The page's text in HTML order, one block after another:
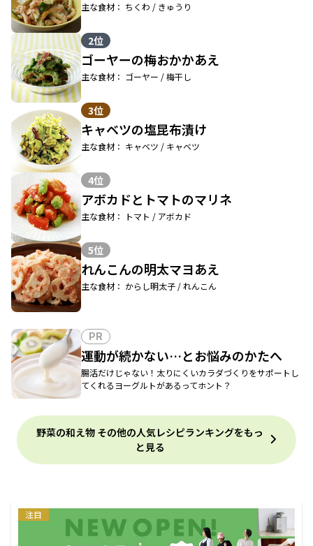
主な食材： ちくわ / きゅうり
2位
ゴーヤーの梅おかかあえ
主な食材： ゴーヤー / 梅干し
3位
キャベツの塩昆布漬け
主な食材： キャベツ / キャベツ
4位
アボカドとトマトのマリネ
主な食材： トマト / アボカド
5位
れんこんの明太マヨあえ
主な食材： からし明太子 / れんこん
PR
運動が続かない…とお悩みのかたへ
腸活だけじゃない！太りにくいカラダづくりをサポートし
てくれるヨーグルトがあるってホント？
野菜の和え物 その他の人気レシピランキングをもっ
と見る
注目